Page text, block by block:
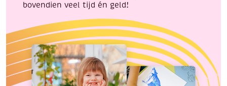
bovendien veel tijd én geld!